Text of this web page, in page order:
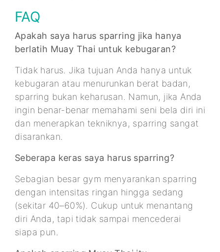
FAQ
Apakah saya harus sparring jika hanya
berlatih Muay Thai untuk kebugaran?
Tidak harus. Jika tujuan Anda hanya untuk
kebugaran atau menurunkan berat badan,
sparring bukan keharusan. Namun, jika Anda
ingin benar-benar memahami seni bela diri ini
dan menerapkan tekniknya, sparring sangat
disarankan.
Seberapa keras saya harus sparring?
Sebagian besar gym menyarankan sparring
dengan intensitas ringan hingga sedang
(sekitar 40–60%). Cukup untuk menantang
diri Anda, tapi tidak sampai mencederai
siapa pun.